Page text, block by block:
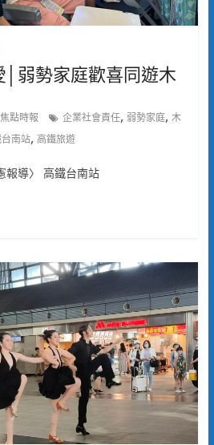
│弱勢家庭歡喜同遊木
焦點時報 企業社會責任, 弱勢家庭, 木
南站, 高鐵旅遊
報導〉 高鐵台南站